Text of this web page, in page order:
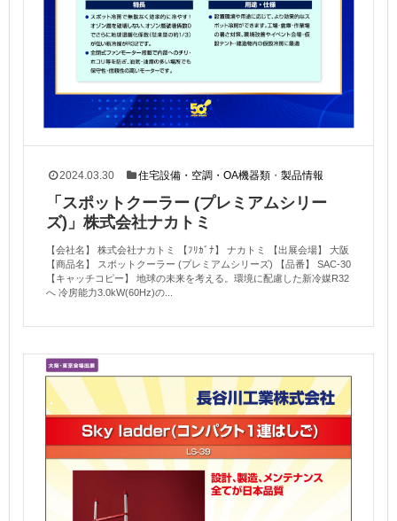
2024.03.30 住宅設備・空調・OA機器類 ・製品情報
「スポットクーラー (プレミアムシリー
ズ)」株式会社ナカトミ
【会社名】 株式会社ナカトミ 【ﾌﾘｶﾞﾅ】 ナカトミ 【出展会場】 大阪
【商品名】 スポットクーラー (プレミアムシリーズ) 【品番】 SAC-30
【キャッチコピー】 地球の未来を考える。環境に配慮した新冷媒R32
へ 冷房能力3.0kW(60Hz)の...